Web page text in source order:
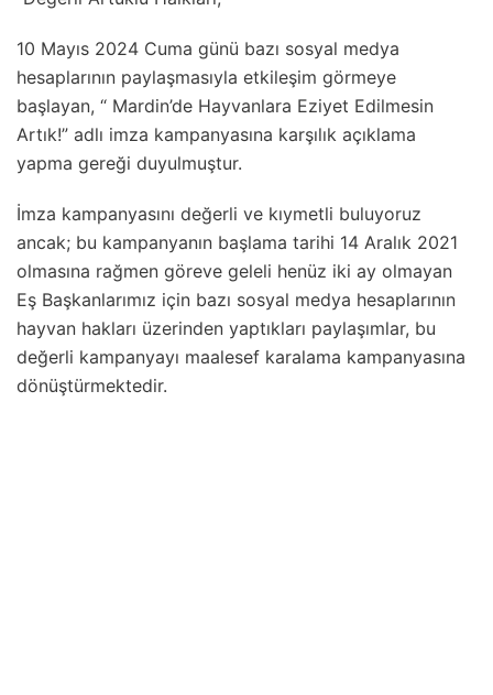
10 Mayıs 2024 Cuma günü bazı sosyal medya
hesaplarının paylaşmasıyla etkileşim görmeye
başlayan, “ Mardin’de Hayvanlara Eziyet Edilmesin
Artık!” adlı imza kampanyasına karşılık açıklama
yapma gereği duyulmuştur.
İmza kampanyasını değerli ve kıymetli buluyoruz
ancak; bu kampanyanın başlama tarihi 14 Aralık 2021
olmasına rağmen göreve geleli henüz iki ay olmayan
Eş Başkanlarımız için bazı sosyal medya hesaplarının
hayvan hakları üzerinden yaptıkları paylaşımlar, bu
değerli kampanyayı maalesef karalama kampanyasına
dönüştürmektedir.